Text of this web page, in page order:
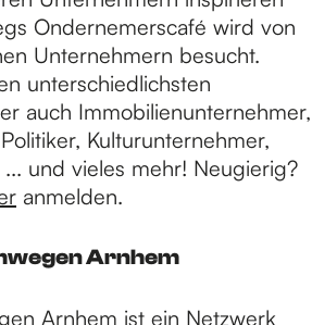
Ondernemerscafé wird von
Unternehmern besucht.
unterschiedlichsten
auch Immobilienunternehmer,
Kulturunternehmer,
und vieles mehr! Neugierig?
anmelden.
Arnhem
Arnhem ist ein Netzwerk